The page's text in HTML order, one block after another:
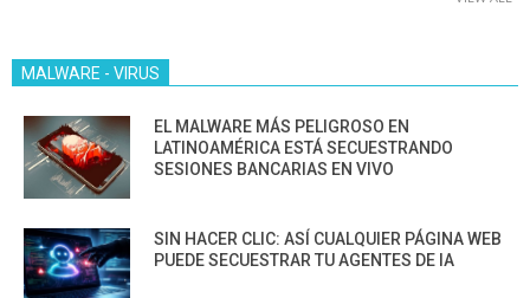
MALWARE - VIRUS
EL MALWARE MÁS PELIGROSO EN
LATINOAMÉRICA ESTÁ SECUESTRANDO
SESIONES BANCARIAS EN VIVO
SIN HACER CLIC: ASÍ CUALQUIER PÁGINA WEB
PUEDE SECUESTRAR TU AGENTES DE IA